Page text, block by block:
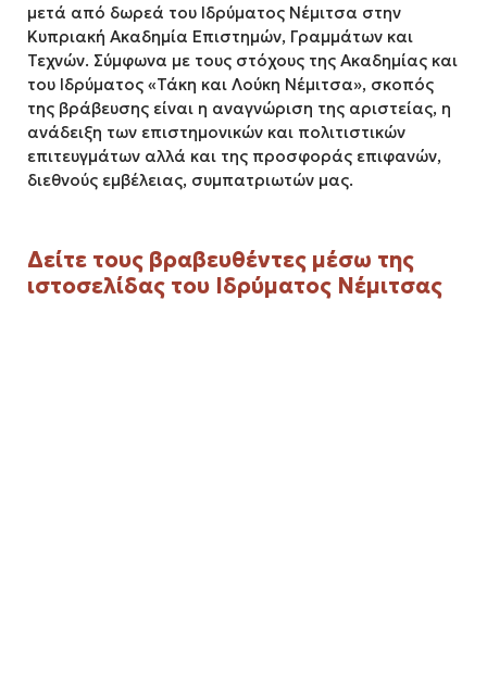
μετά από δωρεά του Ιδρύματος Νέμιτσα στην
Κυπριακή Ακαδημία Επιστημών, Γραμμάτων και
Τεχνών. Σύμφωνα με τους στόχους της Ακαδημίας και
του Ιδρύματος «Τάκη και Λούκη Νέμιτσα», σκοπός
της βράβευσης είναι η αναγνώριση της αριστείας, η
ανάδειξη των επιστημονικών και πολιτιστικών
επιτευγμάτων αλλά και της προσφοράς επιφανών,
διεθνούς εμβέλειας, συμπατριωτών μας.
Δείτε τους βραβευθέντες μέσω της
ιστοσελίδας του Ιδρύματος Νέμιτσας